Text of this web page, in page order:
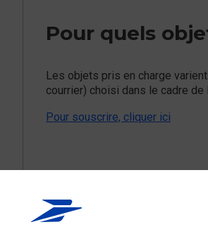
Pour quels
Les objets pris en charge
courrier) choisi dans le cadre de
Pour souscrire, cliquer ici